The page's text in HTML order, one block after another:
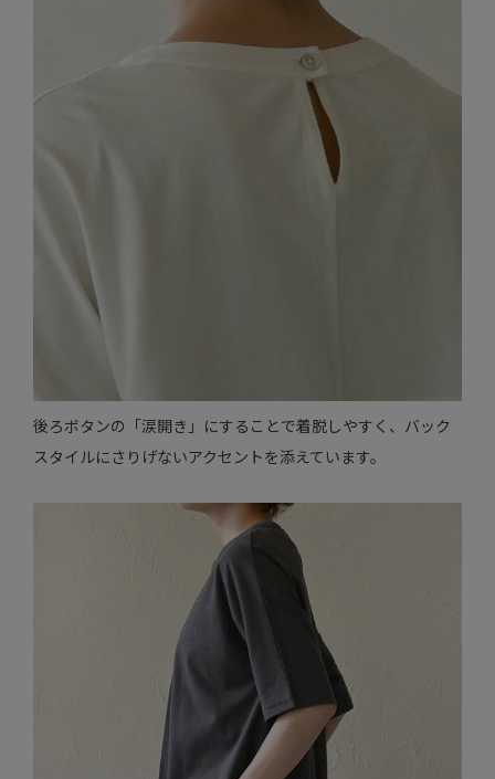
後ろボタンの「涙開き」にすることで着脱しやすく、バック
スタイルにさりげないアクセントを添えています。